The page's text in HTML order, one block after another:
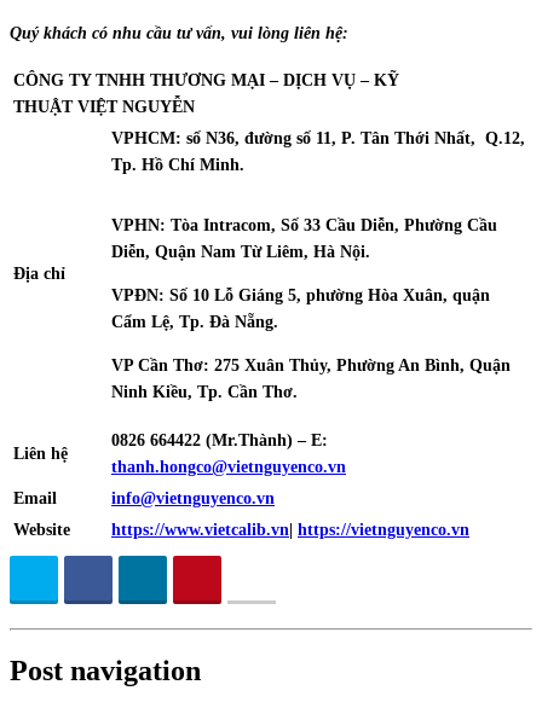
Quý khách có nhu cầu tư vấn, vui lòng liên hệ:
CÔNG TY TNHH THƯƠNG MẠI – DỊCH VỤ – KỸ
THUẬTVIỆT NGUYỄN
Địa chỉ
VPHCM: số N36, đường số 11, P. Tân Thới Nhất, Q.12,
Tp. Hồ Chí Minh.
VPHN: Tòa Intracom, Số 33 Cầu Diễn, Phường Cầu
Diễn, Quận Nam Từ Liêm, Hà Nội.
VPĐN: Số 10 Lỗ Giáng 5, phường Hòa Xuân, quận
Cẩm Lệ, Tp. Đà Nẵng.
VP Cần Thơ: 275 Xuân Thủy, Phường An Bình, Quận
Ninh Kiều, Tp. Cần Thơ.
Liên hệ
0826 664422 (Mr.Thành) – E:
thanh.hongco@vietnguyenco.vn
Email
info@vietnguyenco.vn
Website
https://www.vietcalib.vn https://vietnguyenco.vn
Post navigation